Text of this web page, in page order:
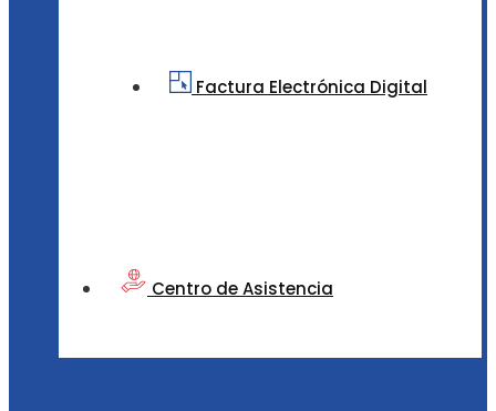
Factura Electrónica Digital
Centro de Asistencia